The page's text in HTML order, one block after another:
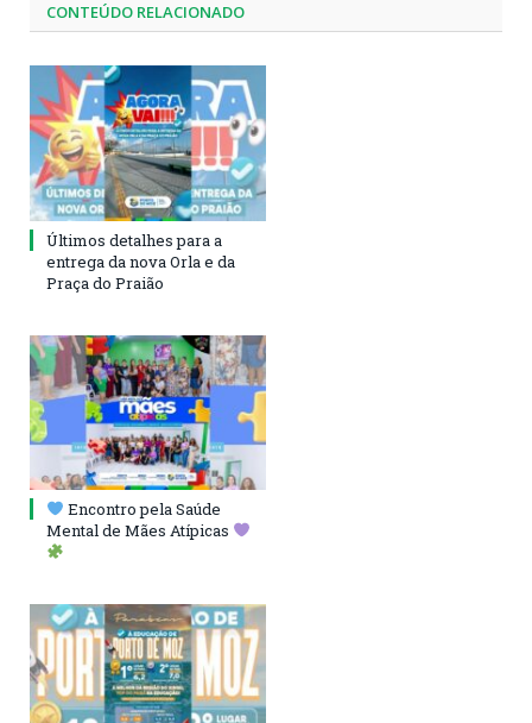
CONTEÚDO RELACIONADO
Últimos detalhes para a
entrega da nova Orla e da
Praça do Praião
Encontro pela Saúde
Mental de Mães Atípicas